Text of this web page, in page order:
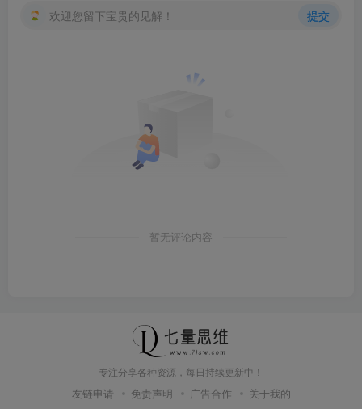
欢迎您留下宝贵的见解！ 提交
暂无评论内容
专注分享各种资源，每日持续更新中！
友链申请 免责声明 广告合作 关于我的